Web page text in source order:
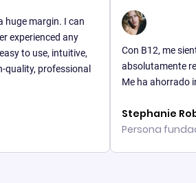
I can
any
intuitive,
professional
Con B12, me siento
absolutamente realista
Me ha ahorrado
Stephanie Roberts
Persona fundadora,